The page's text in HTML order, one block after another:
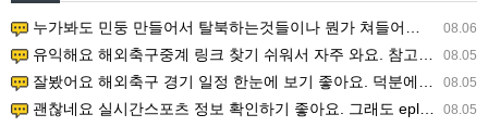
08.06
누가봐도 민둥 만들어서 탈북하는것들이나 뭔가 쳐들어오는 낌새를 미리 알아차리기 위함이지 저걸 전쟁준비라고 하…
08.05
유익해요 해외축구중계 링크 찾기 쉬워서 자주 와요. 참고로 무료스포츠중계 정보 확인할 때 출처 꼭 체크해요.…
08.05
잘봤어요 해외축구 경기 일정 한눈에 보기 좋아요. 덕분에 epl중계 볼 때 공식 중계 채널 먼저 찾아봐요. …
08.05
괜찮네요 실시간스포츠 정보 확인하기 좋아요. 그래도 epl중계 볼 때 공식 중계 채널 먼저 찾아봐요. 북마크…